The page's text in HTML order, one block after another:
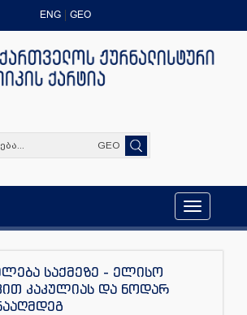
ENG GEO
GEO
Toggle
navigation
საქმეზე - ელისო
კაკულიას და ნოდარ